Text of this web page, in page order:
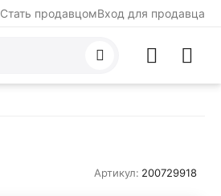
Стать продавцомВход для продавца
Артикул: 200729918